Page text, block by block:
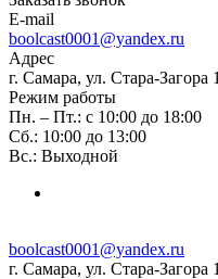
E-mail
boolcast0001@yandex.ru
Адрес
г. Самара, ул. Стара-Загора
Режим работы
Пн. – Пт.: с 10:00 до 18:00
Сб.: 10:00 до 13:00
Вс.: Выходной
boolcast0001@yandex.ru
г. Самара, ул. Стара-Загора